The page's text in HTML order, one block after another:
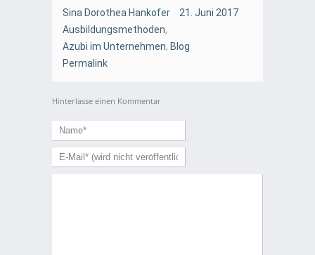
Sina Dorothea Hankofer
21. Juni 2017
Ausbildungsmethoden,
Azubi im Unternehmen, Blog
Permalink
Hinterlasse einen Kommentar